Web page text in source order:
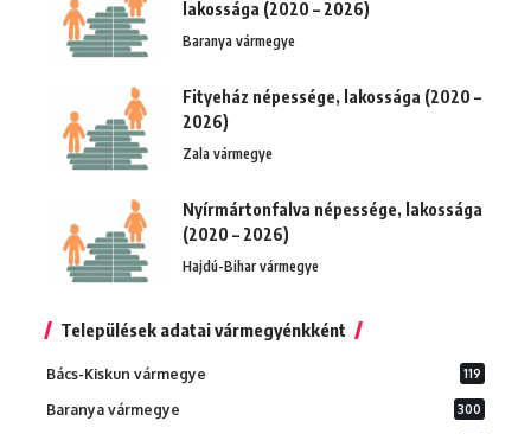
lakossága (2020 – 2026)
Baranya vármegye
Fityeház népessége, lakossága (2020 –
2026)
Zala vármegye
Nyírmártonfalva népessége, lakossága
(2020 – 2026)
Hajdú-Bihar vármegye
Települések adatai vármegyénkként
Bács-Kiskun vármegye 119
Baranya vármegye 300